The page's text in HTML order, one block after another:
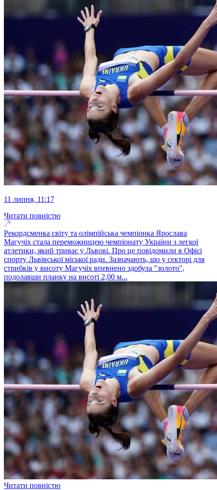
11 липня, 11:17
Читати повністю
Рекордсменка світу та олімпійська чемпіонка Ярослава
Магучіх стала переможницею чемпіонату України з легкої
атлетики, який триває у Львові. Про це повідомили в Офісі
спорту Львівської міської ради. Зазначають, що у секторі для
стрибків у висоту Магучіх впевнено здобула "золото",
подолавши планку на висоті 2,00 м...
Читати повністю